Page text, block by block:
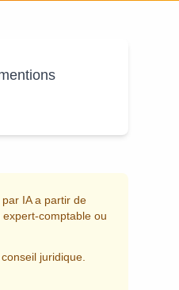
IA a partir de
comptable ou
juridique.